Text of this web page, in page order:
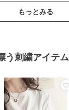
もっとみる
う刺繍アイテム